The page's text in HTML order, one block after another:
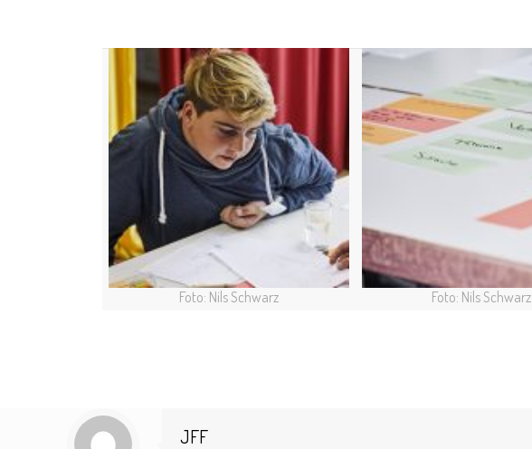
Foto: Nils Schwarz Foto: Nils Schwarz
JFF